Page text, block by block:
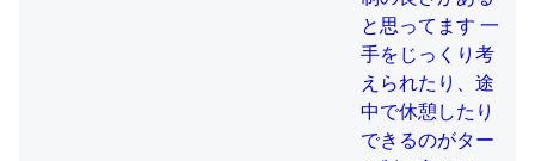
いる鋏角類（カブトガニ・ウミグモ）はカルシウムを使わ
ずキチンを強化してる筈だが、酵素が違うのか？
─ニュース :: 【研究発表】昆虫学の大問題＝「昆虫はなぜ海にいな